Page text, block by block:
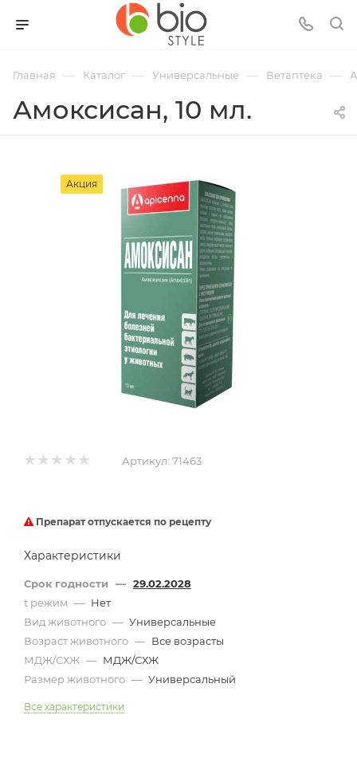
Главная — Каталог — Универсальные — Ветаптека —
Амоксисан, 10 мл.
Акция
Артикул: 71463
Препарат отпускается по рецепту
Характеристики
Срок годности — 29.02.2028
t режим — Нет
Вид животного — Универсальные
Возраст животного — Все возрасты
МДЖ/СХЖ — МДЖ/СХЖ
Размер животного — Универсальный
Все характеристики